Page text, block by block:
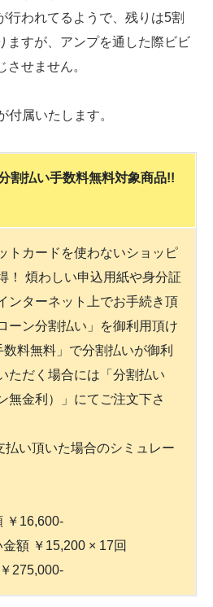
行われてるようで、残りは5割
ますが、アンプを通した際ビビ
させません。
属いたします。
割払い手数料無料対象商品!!
トカードを使わないショッピ
！ 煩わしい申込用紙や身分証
ンターネット上でお手続き頂
ーン分割払い」を御利用頂け
料無料」で分割払いが御利
ただく場合には「分割払い
無金利）」にてご注文下さ
払い頂いた場合のシミュレー
￥16,600-
額 ￥15,200 × 17回
275,000-